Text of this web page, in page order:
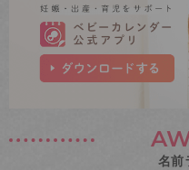
名前